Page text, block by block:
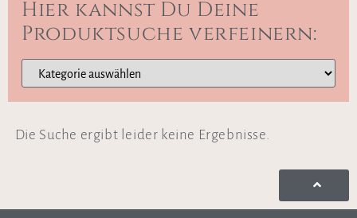
Hier kannst Du Deine
Produktsuche verfeinern:
Die Suche ergibt leider keine Ergebnisse.